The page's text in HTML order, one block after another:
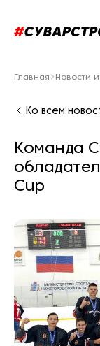
Главная Новости
Ко всем
Команда
Cup